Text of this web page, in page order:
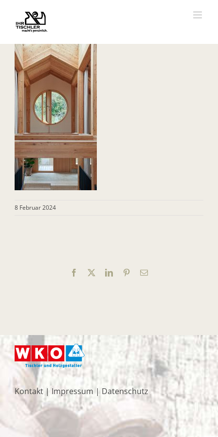
springen
8 Februar 2024
Facebook LinkedInPinterest
E-
Kontakt | Impressum | Datenschutz